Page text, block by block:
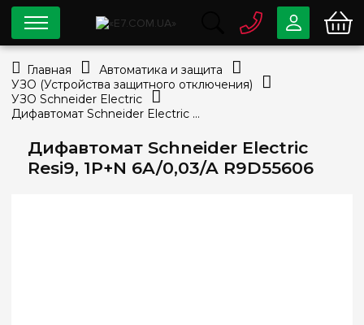
Дифавтомат Schneider Electric
Resi9, 1P+N 6A/0,03/A R9D55606
0 800 33-63-07
Бесплатно
info@e7.com.ua
044
Viber Telegram
Главная
Автоматика и защита
УЗО (Устройства защитного отключения)
УЗО Schneider Electric
Дифавтомат Schneider Electric Resi9, 1P+N 6A/0,03/A R9D55606